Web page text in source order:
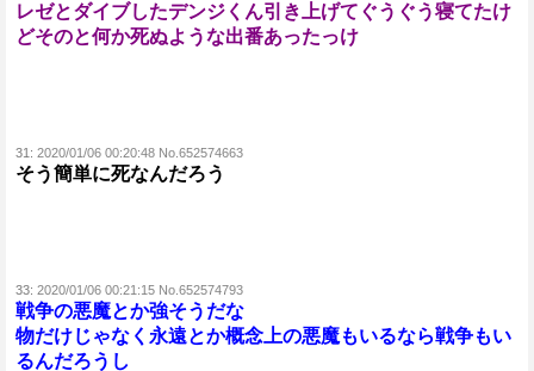
レゼとダイブしたデンジくん引き上げてぐうぐう寝てたけ
どそのと何か死ぬような出番あったっけ
31: 2020/01/06 00:20:48 No.652574663
そう簡単に死なんだろう
33: 2020/01/06 00:21:15 No.652574793
戦争の悪魔とか強そうだな
物だけじゃなく永遠とか概念上の悪魔もいるなら戦争もい
るんだろうし